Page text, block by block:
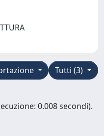
Tutti (3)
0.008 secondi).